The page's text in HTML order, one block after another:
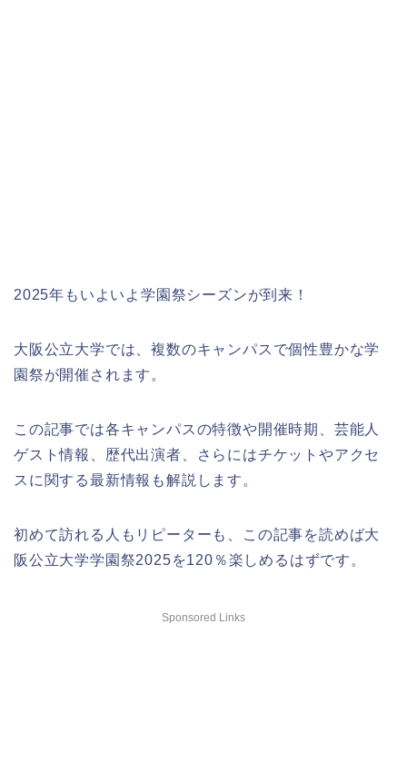
2025年もいよいよ学園祭シーズンが到来！
大阪公立大学では、複数のキャンパスで個性豊かな学
園祭が開催されます。
この記事では各キャンパスの特徴や開催時期、芸能人
ゲスト情報、歴代出演者、さらにはチケットやアクセ
スに関する最新情報も解説します。
初めて訪れる人もリピーターも、この記事を読めば大
阪公立大学学園祭2025を120％楽しめるはずです。
Sponsored Links